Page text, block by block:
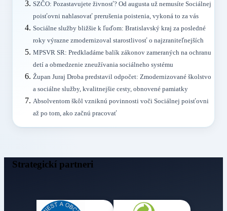
SZČO: Pozastavujete živnosť? Od augusta už nemusíte Sociálnej
poisťovni nahlasovať prerušenia poistenia, vykoná to za vás
Sociálne služby bližšie k ľuďom: Bratislavský kraj za posledné
roky výrazne zmodernizoval starostlivosť o najzraniteľnejších
MPSVR SR: Predkladáme balík zákonov zameraných na ochranu
detí a obmedzenie zneužívania sociálneho systému
Župan Juraj Droba predstavil odpočet: Zmodernizované školstvo
a sociálne služby, kvalitnejšie cesty, obnovené pamiatky
Absolventom škôl vzniknú povinnosti voči Sociálnej poisťovni
až po tom, ako začnú pracovať
Strategickí partneri